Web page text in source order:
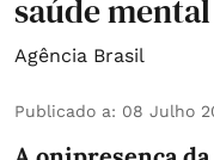
saúde mental
Agência Brasil
Publicado a: 08 Julho